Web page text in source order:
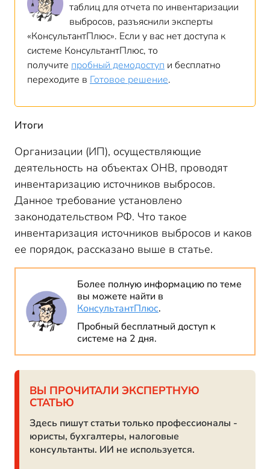
таблиц для отчета по инвентаризации
выбросов, разъяснили эксперты
«КонсультантПлюс». Если у вас нет доступа к
системе КонсультантПлюс, то
получите пробный демодоступ и бесплатно
переходите в Готовое решение.
Итоги
Организации (ИП), осуществляющие
деятельность на объектах ОНВ, проводят
инвентаризацию источников выбросов.
Данное требование установлено
законодательством РФ. Что такое
инвентаризация источников выбросов и каков
ее порядок, рассказано выше в статье.
Более полную информацию по теме
вы можете найти в
КонсультантПлюс.
Пробный бесплатный доступ к
системе на 2 дня.
ВЫ ПРОЧИТАЛИ ЭКСПЕРТНУЮ
СТАТЬЮ
Здесь пишут статьи только профессионалы -
юристы, бухгалтеры, налоговые
консультанты. ИИ не используется.